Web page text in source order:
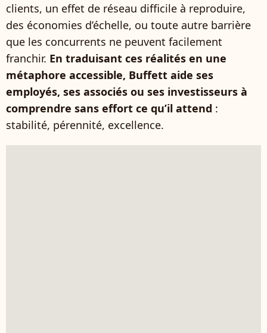
clients, un effet de réseau difficile à reproduire,
des économies d’échelle, ou toute autre barrière
que les concurrents ne peuvent facilement
franchir. En traduisant ces réalités en une
métaphore accessible, Buffett aide ses
employés, ses associés ou ses investisseurs à
comprendre sans effort ce qu’il attend :
stabilité, pérennité, excellence.